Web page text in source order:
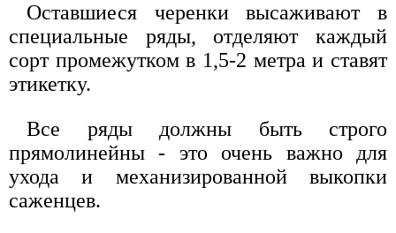
Оставшиеся черенки высаживают в
специальные ряды, отделяют каждый
сорт промежутком в 1,5-2 метра и ставят
этикетку.
Все ряды должны быть строго
прямолинейны - это очень важно для
ухода и механизированной выкопки
саженцев.